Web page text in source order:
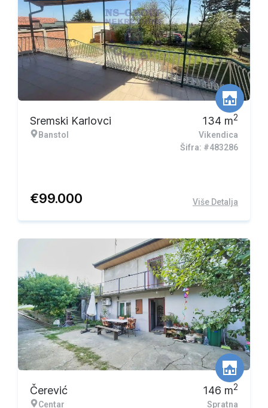
Sremski Karlovci
Banstol
134 m2
Vikendica
Šifra: #483286
€99.000 Više Detalja
Čerević
Centar
146 m2
Spratna